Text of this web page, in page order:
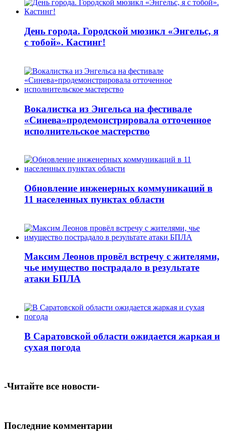
День города. Городской мюзикл «Энгельс, я
с тобой». Кастинг!
Вокалистка из Энгельса на фестивале
«Синева»продемонстрировала отточенное
исполнительское мастерство
Обновление инженерных коммуникаций в
11 населенных пунктах области
Максим Леонов провёл встречу с жителями,
чье имущество пострадало в результате
атаки БПЛА
В Саратовской области ожидается жаркая и
сухая погода
-Читайте все новости-
Последние комментарии